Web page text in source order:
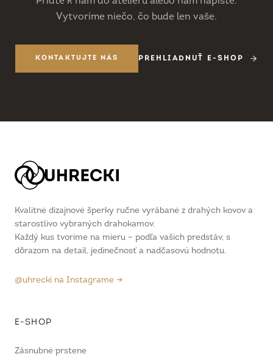
Vytvoríme niečo, čo bude len vaše.
KONTAKTUJTE NÁS PREHLIADNUŤ E-SHOP
Kvalitné dizajnové šperky ručne vyrábané z drahých kovov a
starostlivo vybraných drahokamov.
Každý kus tvoríme na mieru – podľa vašich predstáv, s
dôrazom na detail, jedinečnosť a nadčasovú hodnotu.
@uhrecki na Instagrame →
E-SHOP
Zásnubné prstene